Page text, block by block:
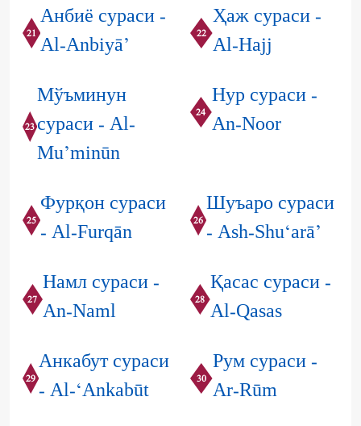
21 Анбиё сураси -
Al-Anbiyā’
22 Ҳаж сураси -
Al-Hajj
23
Мўъминун
сураси - Al-
Mu’minūn
24 Нур сураси -
An-Noor
25 Фурқон сураси
- Al-Furqān
26 Шуъаро сураси
- Ash-Shu‘arā’
27 Намл сураси -
An-Naml
28 Қасас сураси -
Al-Qasas
29 Анкабут сураси
- Al-‘Ankabūt
30 Рум сураси -
Ar-Rūm